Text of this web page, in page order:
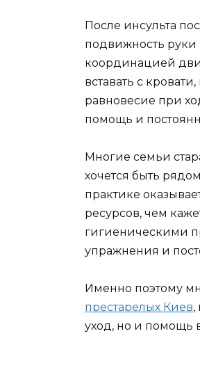
После инсульта
подвижность руки
координацией
вставать с
равновесие при
помощь и
Многие семьи
хочется быть
практике
ресурсов, чем
гигиеническими
упражнения и
Именно поэтому
престарелых Киев,
уход, но и помощь